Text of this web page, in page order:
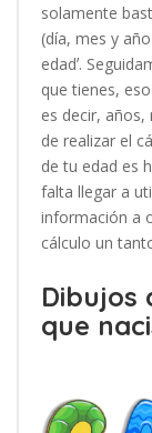
solamente
(día, mes y
edadʼ.
que tienes,
es decir,
de realizar el
de tu edad es
falta llegar a
información a
cálculo un
Dibujos
que